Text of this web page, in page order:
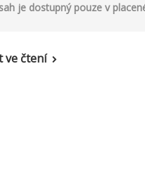
je dostupný pouze v
ve čtení